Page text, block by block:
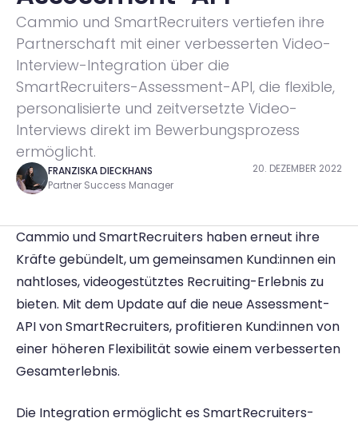
Cammio und SmartRecruiters vertiefen ihre
Partnerschaft mit einer verbesserten Video-
Interview-Integration über die
SmartRecruiters-Assessment-API, die flexible,
personalisierte und zeitversetzte Video-
Interviews direkt im Bewerbungsprozess
ermöglicht.
FRANZISKA DIECKHANS
Partner Success Manager
20. DEZEMBER 2022
Cammio und SmartRecruiters haben erneut ihre
Kräfte gebündelt, um gemeinsamen Kund:innen ein
nahtloses, videogestütztes Recruiting-Erlebnis zu
bieten. Mit dem Update auf die neue Assessment-
API von SmartRecruiters, profitieren Kund:innen von
einer höheren Flexibilität sowie einem verbesserten
Gesamterlebnis.
Die Integration ermöglicht es SmartRecruiters-